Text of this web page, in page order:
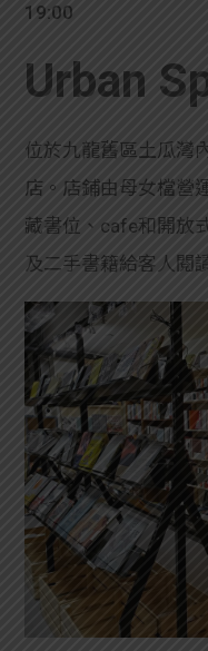
19:00
Urban
位於九龍舊區土瓜灣
店。店鋪由母女檔營
藏書位、cafe和開放
及二手書籍給客人閱